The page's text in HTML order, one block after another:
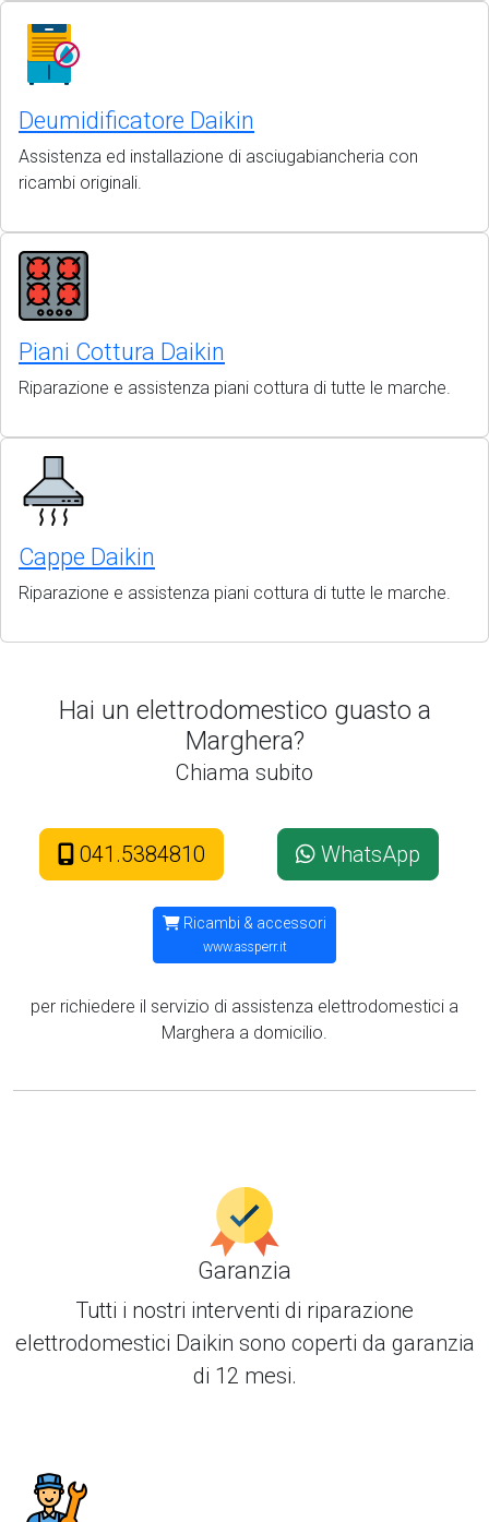
Deumidificatore Daikin
Assistenza ed installazione di asciugabiancheria con
ricambi originali.
Piani Cottura Daikin
Riparazione e assistenza piani cottura di tutte le marche.
Cappe Daikin
Riparazione e assistenza piani cottura di tutte le marche.
Hai un elettrodomestico guasto a
Marghera?
Chiama subito
041.5384810 WhatsApp
Ricambi & accessori
www.assperr.it
per richiedere il servizio di assistenza elettrodomestici a
Marghera a domicilio.
Garanzia
Tutti i nostri interventi di riparazione
elettrodomestici Daikin sono coperti da garanzia
di 12 mesi.